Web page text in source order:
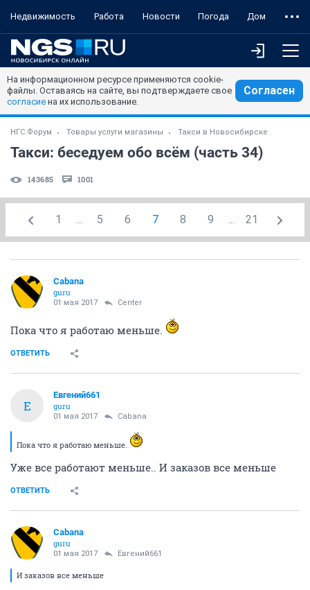
Недвижимость Работа Новости Погода Дом
На информационном ресурсе применяются cookie-
файлы. Оставаясь на сайте, вы подтверждаете свое
согласие на их использование.
Согласен
НГС.Форум Товары услуги магазины Такси в Новосибирске
Такси: беседуем обо всём (часть 34)
143685 1001
1 ... 5 6 7 8 9 ... 21
Cabana
guru
01 мая 2017 Center
Пока что я работаю меньше.
ОТВЕТИТЬ
Е
Евгений661
guru
01 мая 2017 Cabana
Пока что я работаю меньше.
Уже все работают меньше.. И заказов все меньше
ОТВЕТИТЬ
Cabana
guru
01 мая 2017 Евгений661
И заказов все меньше